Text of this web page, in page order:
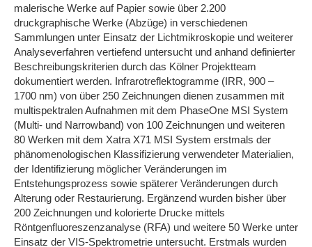
malerische Werke auf Papier sowie über 2.200
druckgraphische Werke (Abzüge) in verschiedenen
Sammlungen unter Einsatz der Lichtmikroskopie und weiterer
Analyseverfahren vertiefend untersucht und anhand definierter
Beschreibungskriterien durch das Kölner Projektteam
dokumentiert werden. Infrarotreflektogramme (IRR, 900 –
1700 nm) von über 250 Zeichnungen dienen zusammen mit
multispektralen Aufnahmen mit dem PhaseOne MSI System
(Multi- und Narrowband) von 100 Zeichnungen und weiteren
80 Werken mit dem Xatra X71 MSI System erstmals der
phänomenologischen Klassifizierung verwendeter Materialien,
der Identifizierung möglicher Veränderungen im
Entstehungsprozess sowie späterer Veränderungen durch
Alterung oder Restaurierung. Ergänzend wurden bisher über
200 Zeichnungen und kolorierte Drucke mittels
Röntgenfluoreszenzanalyse (RFA) und weitere 50 Werke unter
Einsatz der VIS-Spektrometrie untersucht. Erstmals wurden